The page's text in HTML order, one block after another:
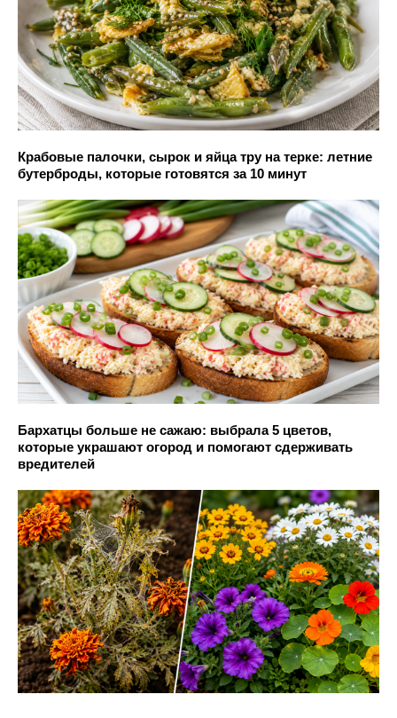
Крабовые палочки, сырок и яйца тру на терке: летние
бутерброды, которые готовятся за 10 минут
Бархатцы больше не сажаю: выбрала 5 цветов,
которые украшают огород и помогают сдерживать
вредителей